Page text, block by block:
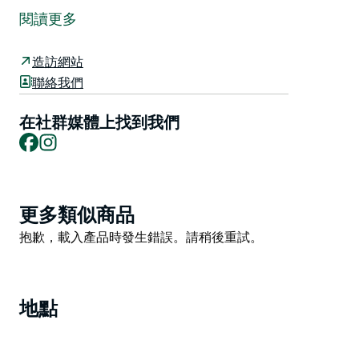
小店，供應最美味的餡餅、蛋糕、香腸捲和咖啡，並設有
獨立的無麩質烘焙坊。
所有烘焙食品均由技藝精湛的糕點師們每日在店內新鮮製
作。您可以在Heatherbrae's Pies咖啡廳或無麩質咖啡廳
品嚐這些獨具特色的新鮮糕點。
Heatherbrae's Pies擁有大型停車場，包括巴士和拖車停
車位，方便過往遊客和當地居民。現代化的洗手間和休閒
閱讀更多
造訪網站
聯絡我們
在社群媒體上找到我們
Facebook
Product
List
更多類似商品
Product
抱歉，載入產品時發生錯誤。請稍後重試。
地點